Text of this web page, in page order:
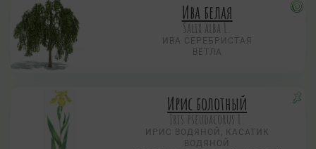
Ива белая
Salix alba L.
ИВА СЕРЕБРИСТАЯ
ВЕТЛА
Ирис болотный
Iris pseudacorus L.
ИРИС ВОДЯНОЙ, КАСАТИК
ВОДЯНОЙ